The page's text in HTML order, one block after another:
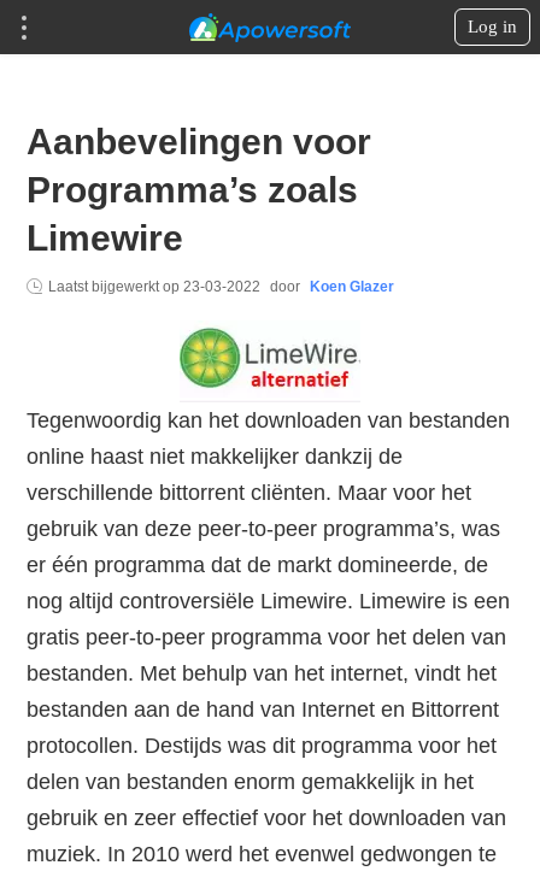
Log in
Aanbevelingen voor
Programma’s zoals
Limewire
Laatst bijgewerkt op23-03-2022 door Koen Glazer
Tegenwoordig kan het downloaden van bestanden
online haast niet makkelijker dankzij de
verschillende bittorrent cliënten. Maar voor het
gebruik van deze peer-to-peer programma’s, was
er één programma dat de markt domineerde, de
nog altijd controversiële Limewire. Limewire is een
gratis peer-to-peer programma voor het delen van
bestanden. Met behulp van het internet, vindt het
bestanden aan de hand van Internet en Bittorrent
protocollen. Destijds was dit programma voor het
delen van bestanden enorm gemakkelijk in het
gebruik en zeer effectief voor het downloaden van
muziek. In 2010 werd het evenwel gedwongen te